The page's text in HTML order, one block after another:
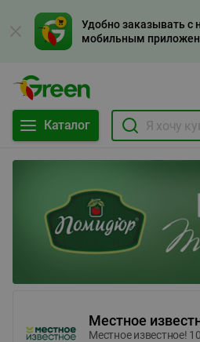
Удобно заказывать с
мобильным
Каталог
Местное
Местное известное!